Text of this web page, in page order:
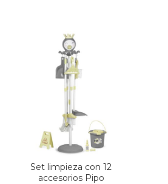
Set limpieza con 12
accesorios Pipo